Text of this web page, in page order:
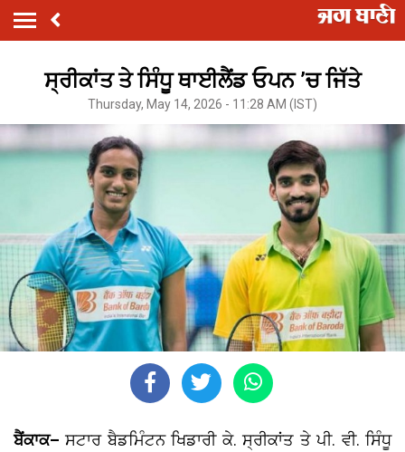
ਸ੍ਰੀਕਾਂਤ ਤੇ ਸਿੰਧੂ ਥਾਈਲੈਂਡ ਓਪਨ ’ਚ ਜਿੱਤੇ
Thursday, May 14, 2026 - 11:28 AM (IST)
ਬੈਂਕਾਕ–ਸਟਾਰ ਬੈਡਮਿੰਟਨ ਖਿਡਾਰੀ ਕੇ. ਸ੍ਰੀਕਾਂਤ ਤੇ ਪੀ. ਵੀ. ਸਿੰਧੂ